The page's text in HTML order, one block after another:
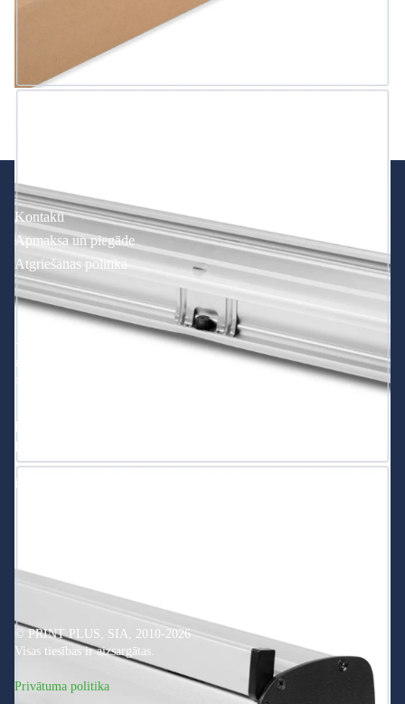
Kontakti
Apmaksa un piegāde
Atgriešanas politika
+371 200 201 01
zvaniem darba laikā
Dzelzceļu iela 22/24, Daugavpils,
Latvija, LV-5401
info@printonline.lv
© PRINT PLUS, SIA, 2010-2026
Visas tiesības ir aizsargātas.
Privātuma politika